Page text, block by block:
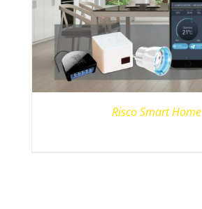
Risco Smart Home